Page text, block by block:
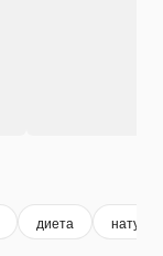
диета